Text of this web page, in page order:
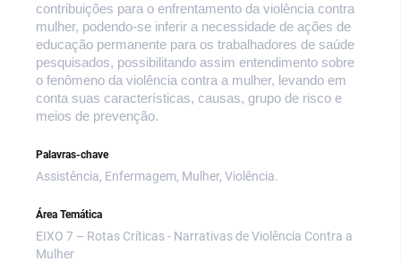
contribuições para o enfrentamento da violência contra
mulher, podendo-se inferir a necessidade de ações de
educação permanente para os trabalhadores de saúde
pesquisados, possibilitando assim entendimento sobre
o fenômeno da violência contra a mulher, levando em
conta suas características, causas, grupo de risco e
meios de prevenção.
Palavras-chave
Assistência, Enfermagem, Mulher, Violência.
Área Temática
EIXO 7 – Rotas Críticas - Narrativas de Violência Contra a
Mulher